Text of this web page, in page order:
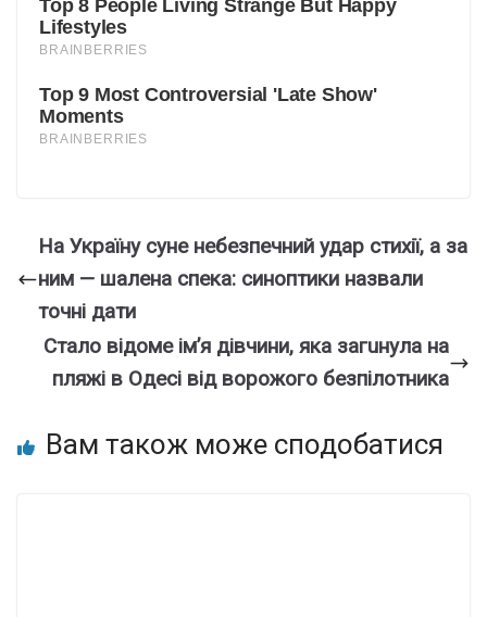
На Україну суне небезпечний удар стихії, а за
ним — шалена спека: синоптики назвали
точні дати
Стaло вiдоме ім’я дiвчини, яка загuнула на
пляжі в Одeсі від воpожого бeзпілотника
Вам також може сподобатися